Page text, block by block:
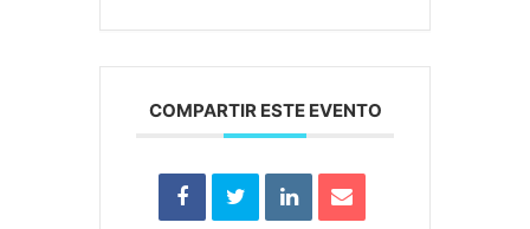
COMPARTIR ESTE EVENTO